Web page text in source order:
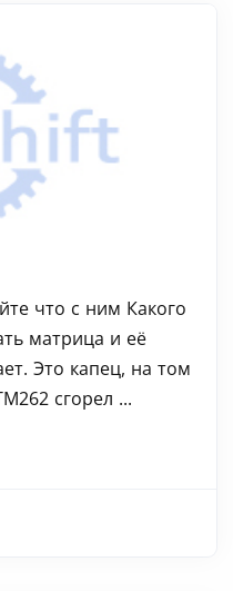
что с ним Какого
матрица и её
Это капец, на том
сгорел ...